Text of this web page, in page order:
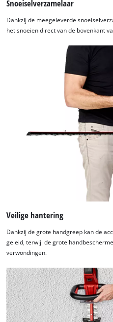
Snoeiselverzamelaar
Dankzij de meegeleverde
het snoeien direct van de bovenkant
Veilige hantering
Dankzij de grote handgreep kan de
geleid, terwijl de grote
verwondingen.